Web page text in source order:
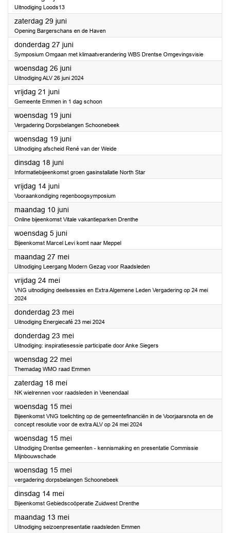
Uitnodiging Loods13
zaterdag 29 juni2024
Opening Bargerschans en de Haven
donderdag 27 juni2024
Symposium Omgaan met klimaatverandering WBS Drentse Omgevingsvisie
woensdag 26 juni2024
Uitnodiging ALV 26 juni 2024
vrijdag 21 juni2024
Gemeente Emmen in 1 dag schoon
woensdag 19 juni2024
Vergadering Dorpsbelangen Schoonebeek
woensdag 19 juni2024
Uitnodiging afscheid René van der Weide
dinsdag 18 juni2024
Informatiebijeenkomst groen gasinstallatie North Star
vrijdag 14 juni2024
Vooraankondiging regenboogsymposium
maandag 10 juni2024
Online bijeenkomst Vitale vakantieparken Drenthe
woensdag 5 juni2024
Bijeenkomst Marcel Levi komt naar Meppel
maandag 27 mei2024
Uitnodiging Leergang Modern Gezag voor Raadsleden
vrijdag 24 mei2024
VNG uitnodiging deelsessies en Extra Algemene Leden Vergadering op 24 mei
2024
donderdag 23 mei2024
Uitnodiging Energiecafé 23 mei 2024
donderdag 23 mei2024
Uitnodiging: inspiratiesessie participatie door Anke Siegers
woensdag 22 mei2024
Themadag WMO raad Emmen
zaterdag 18 mei2024
NK wielrennen voor raadsleden in Veenendaal
woensdag 15 mei2024
Bijeenkomst VNG toelichting op de gemeentefinanciën in de Voorjaarsnota en de
concept resolutie voor de extra ALV op 24 mei 2024
woensdag 15 mei2024
Uitnodiging Drentse gemeenten - kennismaking en presentatie Commissie
Mijnbouwschade
woensdag 15 mei2024
vergadering dorpsbelangen Schoonebeek
dinsdag 14 mei2024
Bijeenkomst Gebiedscoöperatie Zuidwest Drenthe
maandag 13 mei2024
Uitnodiging seizoenpresentatie raadsleden Emmen